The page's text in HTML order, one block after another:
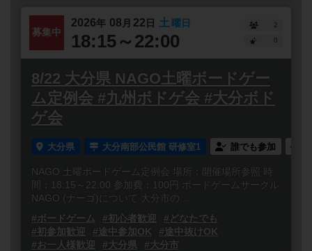
募集中
2026年 08 月 22日 土 曜日
18:15～22:00
2
0
8/22 大分県 NAGO土曜ボードゲー
ム定例会 #九州ボドゲ会 #大分ボド
ゲ会
大分県 大分南部公民館 研修室1 誰でも参加
NAGO 土曜ボードゲーム定例会 場所：開催場所参照 時
間：18:15～22:00 参加費：100円 ボードゲームサークル
NAGO (ナーゴ)について 大分市の...
#ボードゲーム
#初心者歓迎
#どなたでも
#初参加歓迎
#途中参加OK
#途中抜けOK
#お一人様歓迎
#大分県 #大分市